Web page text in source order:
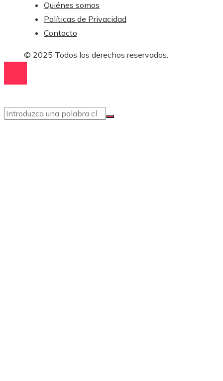
Quiénes somos
Políticas de Privacidad
Contacto
© 2025 Todos los derechos reservados.